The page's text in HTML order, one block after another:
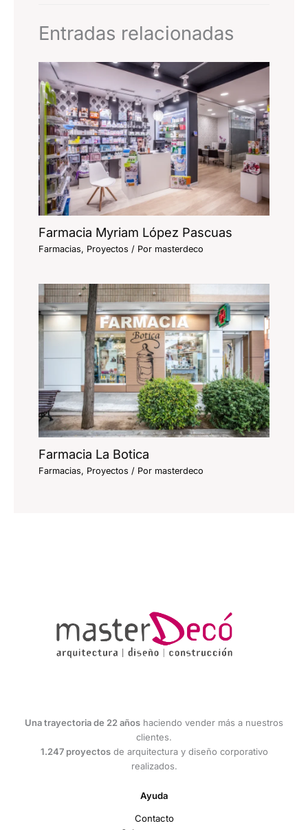
Entradas relacionadas
Farmacia Myriam López Pascuas
Farmacias, Proyectos / Por masterdeco
Farmacia La Botica
Farmacias, Proyectos / Por masterdeco
Una trayectoria de 22 años haciendo vender más a nuestros
clientes.
1.247 proyectosde arquitectura y diseño corporativo
realizados.
Ayuda
Contacto